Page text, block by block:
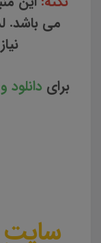
می باشد.
برای
سایت